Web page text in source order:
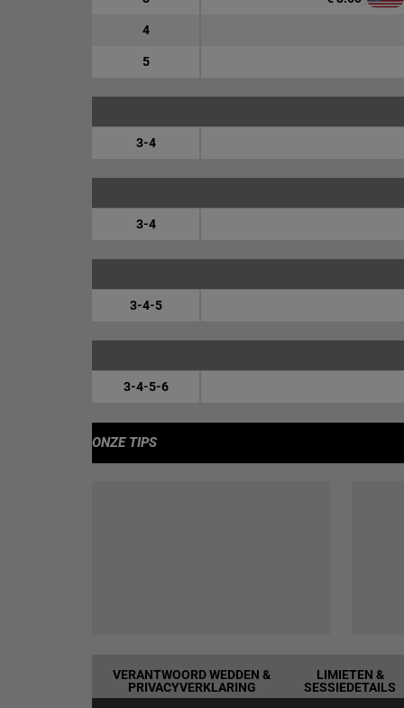
4
5
3-4
3-4
3-4-5
3-4-5-6
ONZE TIPS
VERANTWOORD WEDDEN &
PRIVACYVERKLARING
LIMIETEN &
SESSIEDETAILS